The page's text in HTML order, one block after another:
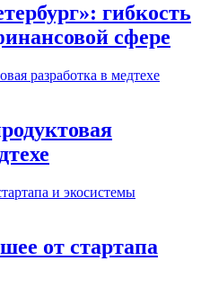
гибкость
сфере
от стартапа